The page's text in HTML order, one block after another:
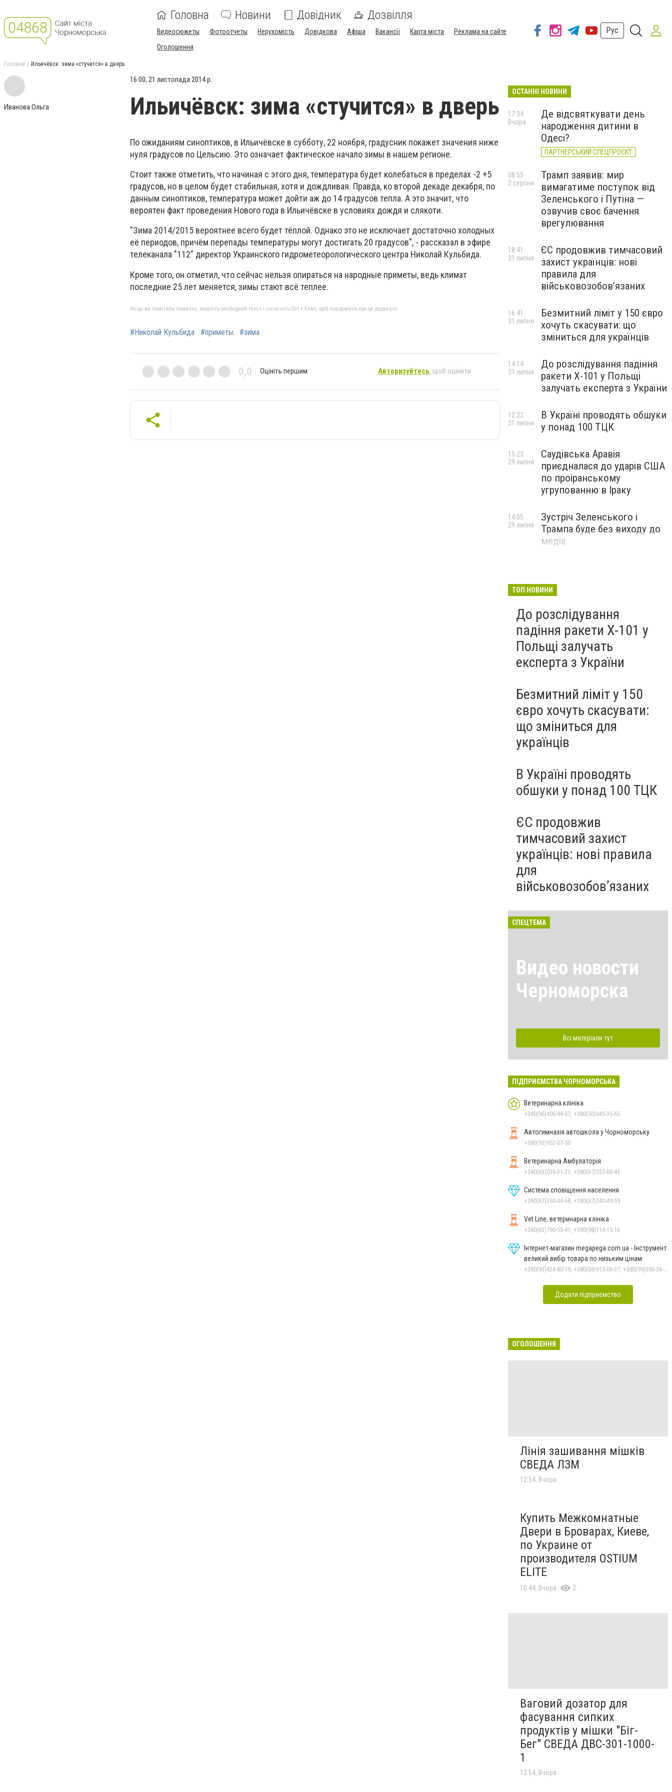
Головна Новини Довідник Дозвілля
Видеосюжеты Фотоотчеты Нерухомість Довідкова Афіша Вакансії Карта міста
Реклама на сайте
Оголошення
Рус
Головна Ильичёвск: зима «стучится» в дверь
Иванова Ольга
16:00, 21 листопада 2014 р.
Ильичёвск: зима «стучится» в дверь
По ожиданиям синоптиков, в Ильичёвске в субботу, 22 ноября, градусник покажет значения ниже
нуля градусов по Цельсию. Это означает фактическое начало зимы в нашем регионе.
Стоит также отметить, что начиная с этого дня, температура будет колебаться в пределах -2 +5
градусов, но в целом будет стабильная, хотя и дождливая. Правда, ко второй декаде декабря, по
данным синоптиков, температура может дойти аж до 14 градусов тепла. А это значит, что
вероятен факт проведения Нового года в Ильичёвске в условиях дождя и слякоти.
"Зима 2014/2015 вероятнее всего будет тёплой. Однако это не исключает достаточно холодных
её периодов, причём перепады температуры могут достигать 20 градусов", - рассказал в эфире
телеканала "112" директор Украинского гидрометеорологического центра Николай Кульбида.
Кроме того, он отметил, что сейчас нельзя опираться на народные приметы, ведь климат
последние 25 лет меняется, зимы стают всё теплее.
Якщо ви помітили помилку, виділіть необхідний текст і натисніть Ctrl + Enter, щоб повідомити про це редакцію
#Николай Кульбида #приметы #зима
0,0 Оцініть першим Авторизуйтесь, щоб оцінити
ОСТАННІ НОВИНИ
Де відсвяткувати день
народження дитини в
Одесі?
ПАРТНЕРСЬКИЙ СПЕЦПРОЄКТ
17:34
Вчора
Трамп заявив: мир
вимагатиме поступок від
Зеленського і Путіна —
озвучив своє бачення
врегулювання
08:55
2 серпня
ЄС продовжив тимчасовий
захист українців: нові
правила для
військовозобов’язаних
18:41
31 липня
Безмитний ліміт у 150 євро
хочуть скасувати: що
зміниться для українців
16:41
31 липня
До розслідування падіння
ракети Х-101 у Польщі
залучать експерта з України
14:14
31 липня
В Україні проводять обшуки
у понад 100 ТЦК
12:22
31 липня
Саудівська Аравія
приєдналася до ударів США
по проіранському
угрупованню в Іраку
15:23
29 липня
Зустріч Зеленського і
Трампа буде без виходу до
медіа
14:05
29 липня
ТОП НОВИНИ
До розслідування
падіння ракети Х-101 у
Польщі залучать
експерта з України
Безмитний ліміт у 150
євро хочуть скасувати:
що зміниться для
українців
В Україні проводять
обшуки у понад 100 ТЦК
ЄС продовжив
тимчасовий захист
українців: нові правила
для
військовозобов’язаних
СПЕЦТЕМА
Видео новости
Черноморска
Всі матеріали тут
ПІДПРИЄМСТВА ЧОРНОМОРСЬКА
Ветеринарна клініка
+380(96)406-94-57, +380(50)045-35-65
Автогимназія автошкола у Чорноморську
+380(93)952-07-50
Ветеринарна Амбулаторія
+380(63)036-31-23, +380(67)557-60-41
Система сповіщення населення
+380(67)350-44-68, +380(67)340-49-59
Vet Line, ветеринарна клініка
+380(63)790-55-41, +380(98)114-15-16
Інтернет-магазин megapega.com.ua - Інструмент
великий вибір товара по низьким цінам
Додати підприємство
ОГОЛОШЕННЯ
Лінія зашивання мішків
СВЕДА ЛЗМ
12:54, Вчора
Купить Межкомнатные
Двери в Броварах, Киеве,
по Украине от
производителя OSTIUM
ELITE
10:44, Вчора 2
Ваговий дозатор для
фасування сипких
продуктів у мішки "Біг-
Бег" СВЕДА ДВС-301-1000-
1
12:54, Вчора